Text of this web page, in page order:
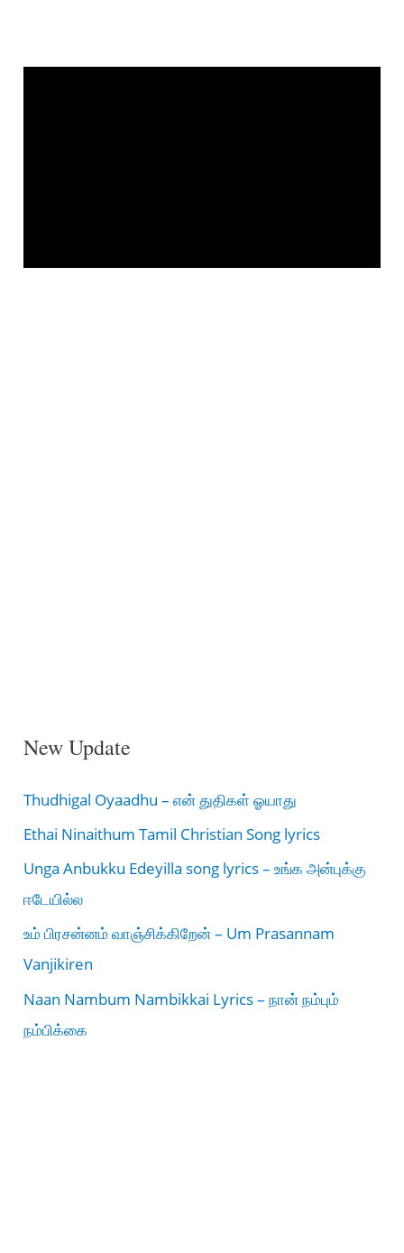
New Update
Thudhigal Oyaadhu – என் துதிகள் ஓயாது
Ethai Ninaithum Tamil Christian Song lyrics
Unga Anbukku Edeyilla song lyrics – உங்க அன்புக்கு
ஈடேயில்ல
உம் பிரசன்னம் வாஞ்சிக்கிறேன் – Um Prasannam
Vanjikiren
Naan Nambum Nambikkai Lyrics – நான் நம்பும்
நம்பிக்கை